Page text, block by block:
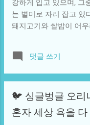
로에게 부딪히는 긴장
삶이 정지된 것 같은 느
의 삶을 짓누르고 있다
해할 수 있다. 한국 사
대한 사랑으로 자신을
가치가 개인의 삶에 미
의 역할에는 직접적인
강하게 입고 있으며, 그
는 별미로 자리 잡고 있
돼지고기와 쌀밥이 어
객들이 부산을 방문하
고 있으며, 이들에겐 새
있다. 부산 돼지국밥의
는 고지대에서 자주 소
즙과 감칠맛을 자랑한
음식이 아니라 지역 주
댓글 쓰기
🐦 싱글벙글 오리
혼자 세상 욕을